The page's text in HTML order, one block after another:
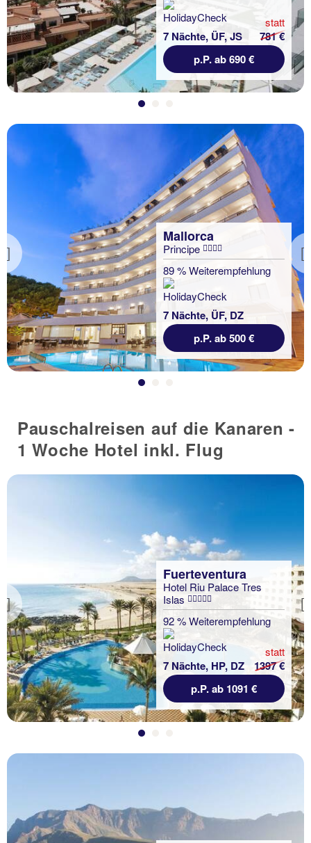
7 Nächte, ÜF, JS
statt
781 €
p.P. ab 690 €
Previous
Mallorca
Principe
89 % Weiterempfehlung
7 Nächte, ÜF, DZ
p.P. ab 500 €
Pauschalreisen auf die Kanaren -
1 Woche Hotel inkl. Flug
Previous
Fuerteventura
Hotel Riu Palace Tres
Islas
92 % Weiterempfehlung
7 Nächte, HP, DZ
statt
1397 €
p.P. ab 1091 €